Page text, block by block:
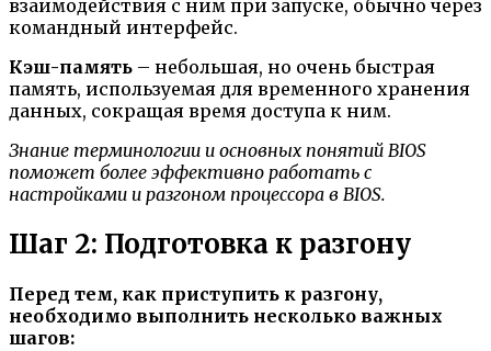
взаимодействия с ним при запуске, обычно через
командный интерфейс.
Кэш-память – небольшая, но очень быстрая
память, используемая для временного хранения
данных, сокращая время доступа к ним.
Знание терминологии и основных понятий BIOS
поможет более эффективно работать с
настройками и разгоном процессора в BIOS.
Шаг 2: Подготовка к разгону
Перед тем, как приступить к разгону,
необходимо выполнить несколько важных
шагов: